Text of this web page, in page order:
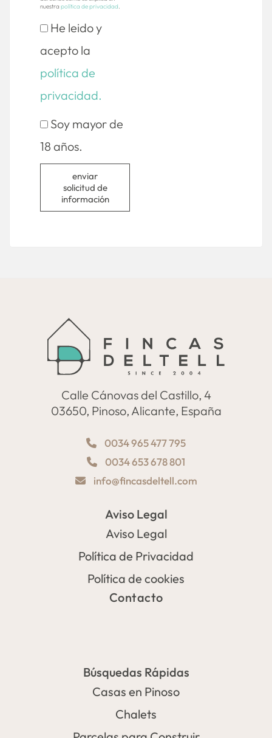
nuestra política de privacidad.
He leido y
acepto la
política de
privacidad.
Soy mayor de
18 años.
enviar
solicitud de
información
Calle Cánovas del Castillo, 4
03650, Pinoso, Alicante, España
0034 965 477 795
0034 653 678 801
info@fincasdeltell.com
Aviso Legal
Aviso Legal
Política de Privacidad
Política de cookies
Contacto
Búsquedas Rápidas
Casas en Pinoso
Chalets